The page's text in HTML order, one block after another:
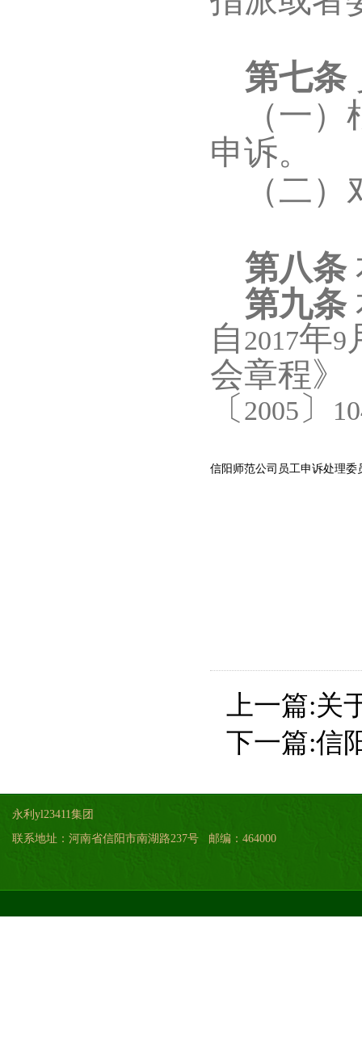
第七条
（一
申诉。
（二
第八条
第九条
自 2017年9
会章程》
〔 2005 〕
信阳师范公司员工申诉处理委
上一篇:关
下一篇:信
永利yl23411集团
联系地址：河南省信阳市南湖路237号 邮编：464000